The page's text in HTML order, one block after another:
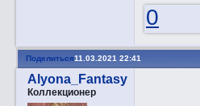
0
Поделиться11.03.2021 22:41
Alyona_Fantasy
Коллекционер